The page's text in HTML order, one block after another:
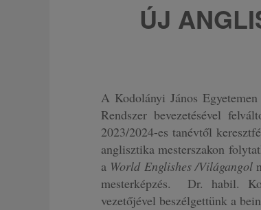
ÚJ
A Kodolányi János
Rendszer bevezetésével
2023/2024-es tanévtől
anglisztika mesterszakon
a World Englishes /Világangol
mesterképzés. Dr. habil.
vezetőjével beszélgettünk a